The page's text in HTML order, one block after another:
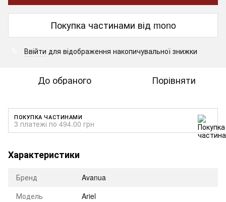
Покупка частинами від mono
Ввійти для відображення накопичувальної знижки
До обраного Порівняти
ПОКУПКА ЧАСТИНАМИ
3 платежі по 494.00 грн
Характеристики
Бренд
Avanua
Модель
Ariel